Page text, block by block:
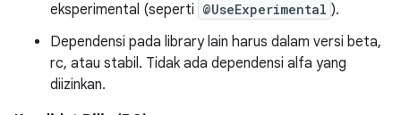
eksperimental (seperti @UseExperimental ).
Dependensi pada library lain harus dalam versi beta,
rc, atau stabil. Tidak ada dependensi alfa yang
diizinkan.